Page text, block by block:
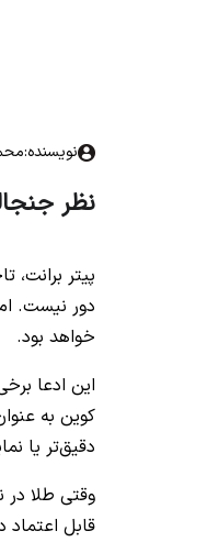
نویسنده:
نظر
پیتر
دور نیست.
خواهد بود.
این ادعا
کوین به
دقیق‌تر یا
وقتی طلا در
قابل